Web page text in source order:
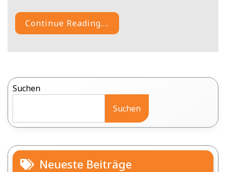
Continue Reading....
Suchen
Suchen
Neueste Beiträge